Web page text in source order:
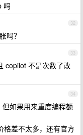
吗
32
吗？
33
copilot 不是次数了改
34
如果用来重度编程额
格差不太多，还有官方